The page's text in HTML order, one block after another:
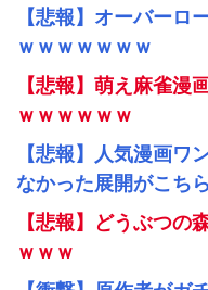
【悲報】オーバーロ
ｗｗｗｗｗｗｗ
【悲報】萌え麻雀漫
ｗｗｗｗｗｗ
【悲報】人気漫画ワ
なかった展開がこち
【悲報】どうぶつの
ｗｗｗ